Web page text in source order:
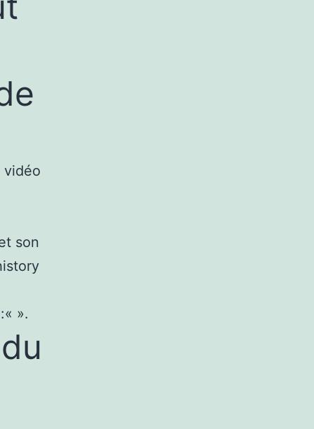
vidéo
son
».